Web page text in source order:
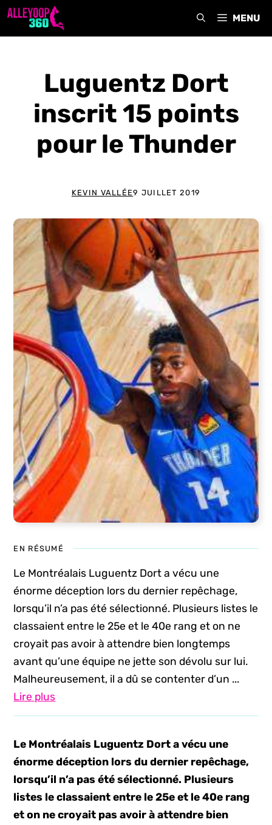
Aller
MENU
Luguentz Dort
inscrit 15 points
pour le Thunder
KEVIN VALLÉE9 JUILLET 2019
EN RÉSUMÉ
Le Montréalais Luguentz Dort a vécu une
énorme déception lors du dernier repêchage,
lorsqu’il n’a pas été sélectionné. Plusieurs listes le
classaient entre le 25e et le 40e rang et on ne
croyait pas avoir à attendre bien longtemps
avant qu’une équipe ne jette son dévolu sur lui.
Malheureusement, il a dû se contenter d’un ...
Lire plus
Le Montréalais Luguentz Dort a vécu une
énorme déception lors du dernier repêchage,
lorsqu’il n’a pas été sélectionné. Plusieurs
listes le classaient entre le 25e et le 40e rang
et on ne croyait pas avoir à attendre bien